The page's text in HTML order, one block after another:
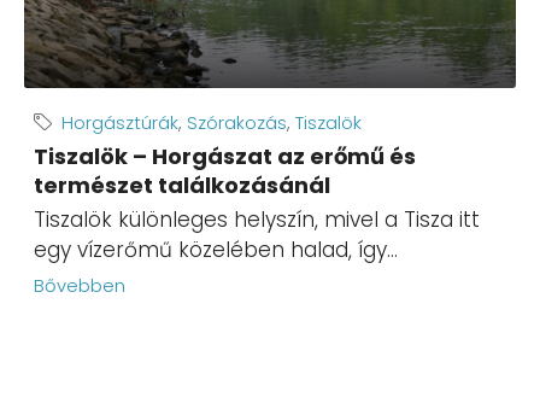
Horgásztúrák, Szórakozás, Tiszalök
Tiszalök – Horgászat az erőmű és
természet találkozásánál
Tiszalök különleges helyszín, mivel a Tisza itt
egy vízerőmű közelében halad, így...
Bővebben